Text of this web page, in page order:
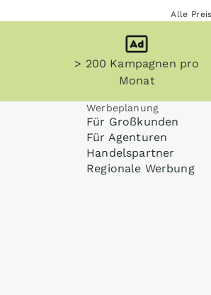
Alle
> 200 Kampagnen pro
Monat
Werbeplanung
Für Großkunden
Für Agenturen
Handelspartner
Regionale Werbung